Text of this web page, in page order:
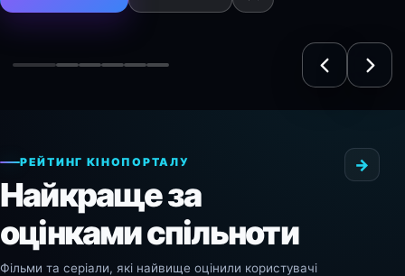
НАЗАДДАЛІ
РЕЙТИНГ КІНОПОРТАЛУ
Найкраще за
оцінками спільноти
Фільми та серіали, які найвище оцінили користувачі
→